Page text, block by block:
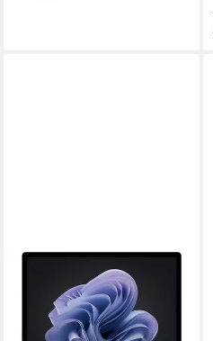
Microsoft Surface Laptop 6
13.5", Mattschwarz, Core
Ultra 5 135H Notebook